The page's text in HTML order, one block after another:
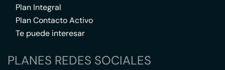
Plan Integral
Plan Contacto Activo
Te puede interesar
PLANES REDES SOCIALES